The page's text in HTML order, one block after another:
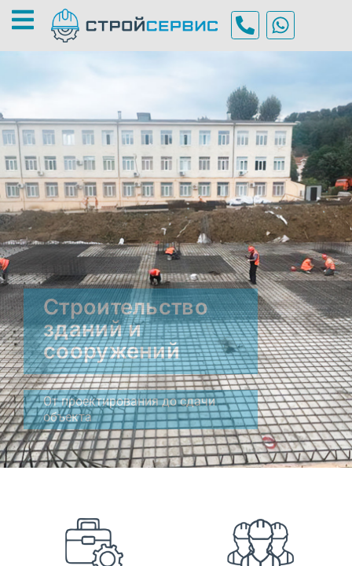
Строительство
зданий и
сооружений
От проектирования до сдачи
объекта
Получить расчёт стоимости